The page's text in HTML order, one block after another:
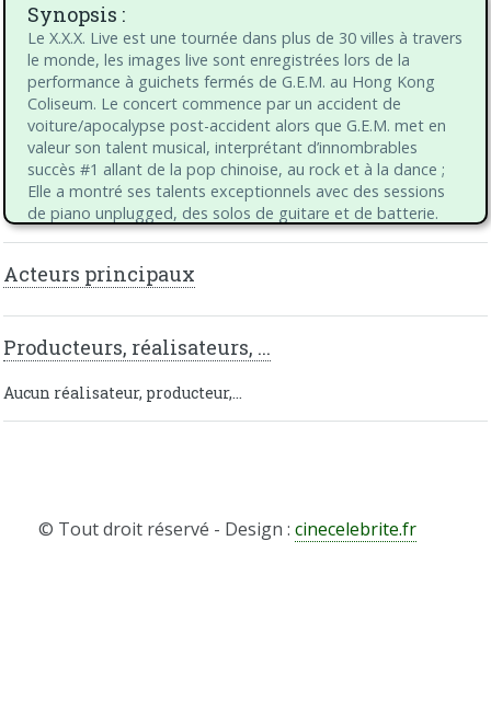
Synopsis :
Le X.X.X. Live est une tournée dans plus de 30 villes à travers
le monde, les images live sont enregistrées lors de la
performance à guichets fermés de G.E.M. au Hong Kong
Coliseum. Le concert commence par un accident de
voiture/apocalypse post-accident alors que G.E.M. met en
valeur son talent musical, interprétant d’innombrables
succès #1 allant de la pop chinoise, au rock et à la dance ;
Elle a montré ses talents exceptionnels avec des sessions
de piano unplugged, des solos de guitare et de batterie.
Accompagné d’une production extraordinaire, de
époustouflants, c’est le spectacle le plus en vogue en Chine
Acteurs principaux
Producteurs, réalisateurs, ...
Aucun réalisateur, producteur,...
© Tout droit réservé - Design :cinecelebrite.fr